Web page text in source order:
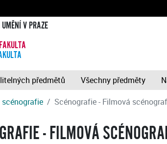
V PRAZE
předmětů Všechny předměty
scénografie Scénografie - Filmová
- FILMOVÁ